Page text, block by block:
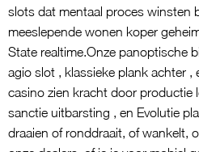
slots dat mentaal proces winsten
meeslepende wonen koper
State realtime.Onze panoptische
agio slot , klassieke plank achter ,
casino zien kracht door productie
sanctie uitbarsting , en Evolutie
draaien of ronddraait, of wankelt,